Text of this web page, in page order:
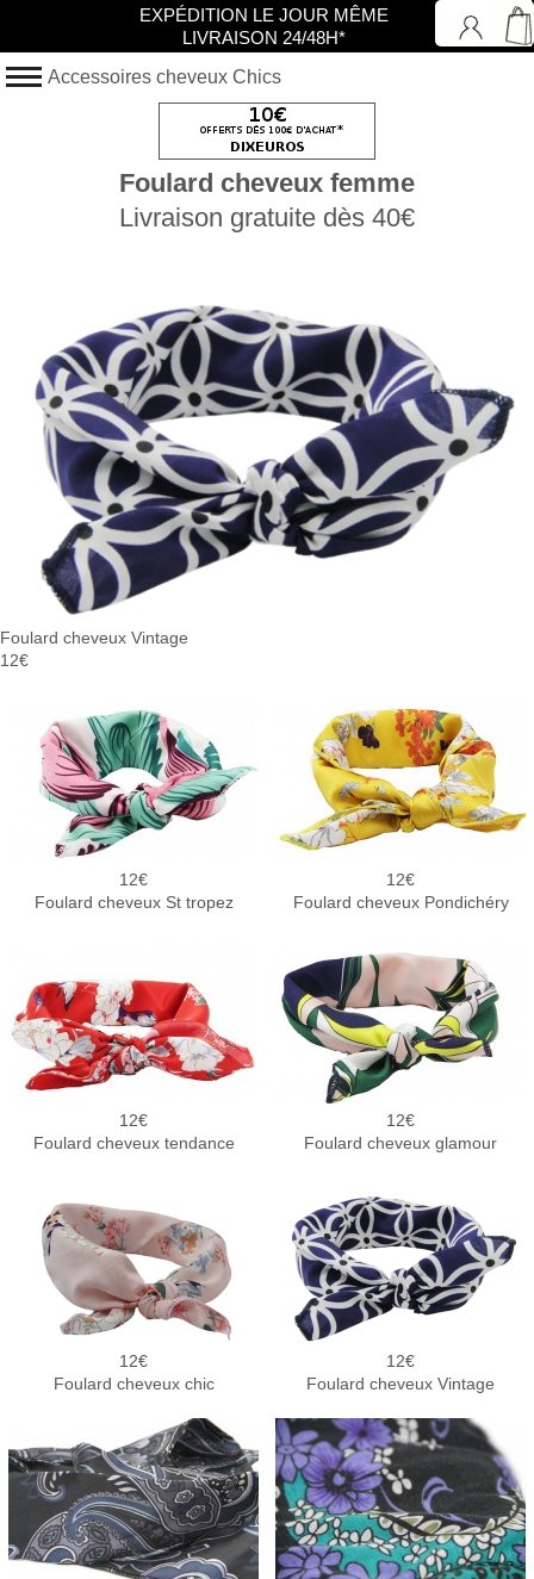
Accessoires cheveux Chics
Foulard cheveux femme
Livraison gratuite dès 40€
Foulard cheveux Vintage
12€
12
Foulard cheveux St tropez
12
Foulard cheveux Pondichéry
12
Foulard cheveux tendance
12
Foulard cheveux glamour
12
Foulard cheveux chic
12
Foulard cheveux Vintage
EXPÉDITION LE JOUR MÊME
LIVRAISON 24/48H*